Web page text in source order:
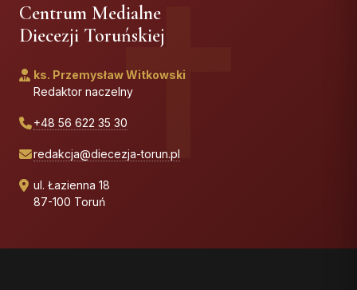
Centrum Medialne
Diecezji Toruńskiej
ks. Przemysław Witkowski
Redaktor naczelny
+48 56 622 35 30
redakcja@diecezja-torun.pl
ul. Łazienna 18
87-100 Toruń